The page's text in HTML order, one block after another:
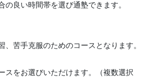
良い時間帯を選び通塾できます。
苦手克服のためのコースとなります。
スをお選びいただけます。（複数選択